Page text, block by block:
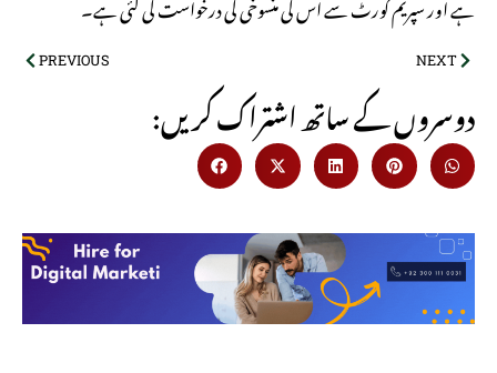
PREVIOUS NEXT
:دوسروں کے ساتھ اشتراک کریں